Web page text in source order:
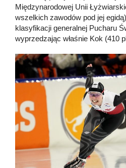
Międzynarodowej Unii
wszelkich zawodów pod jej
klasyfikacji generalnej Pucharu
wyprzedzając właśnie Kok (410